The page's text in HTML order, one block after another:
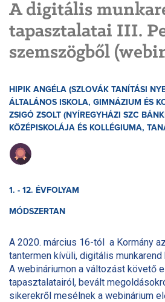
A digitális
tapasztalatai III.
szemszögből
HIPIK ANGÉLA (SZLOVÁK TANÍTÁSI
ÁLTALÁNOS ISKOLA, GIMNÁZIUM ÉS
ZSIGÓ ZSOLT (NYÍREGYHÁZI SZC
KÖZÉPISKOLÁJA ÉS KOLLÉGIUMA,
1. - 12. ÉVFOLYAM
MÓDSZERTAN
A 2020. március 16-tól a Kormány
tantermen kívüli, digitális
A webináriumon a változást követő
tapasztalatairól, bevált
sikerekről mesélnek a webinárium